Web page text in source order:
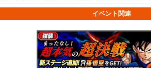
イベント関連